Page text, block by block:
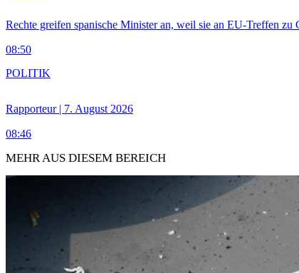
Rechte greifen spanische Minister an, weil sie an EU-Treffen zu
08:50
Rapporteur | 7. August 2026
08:46
POLITIK
MEHR AUS DIESEM BEREICH